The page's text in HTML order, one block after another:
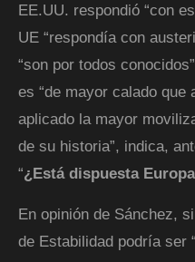
EE.UU. respondió “con
UE “respondía con
“son por todos
es “de mayor calado que
aplicado la mayor
de su historia”, indica,
“¿Está dispuesta
En opinión de Sánchez,
de Estabilidad podría ser